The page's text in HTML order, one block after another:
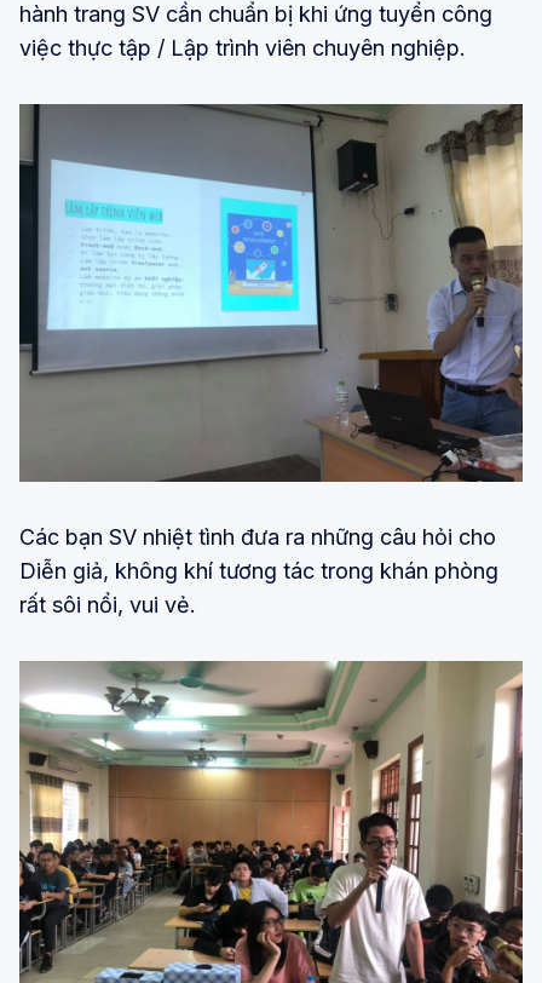
hành trang SV cần chuẩn bị khi ứng tuyển công
việc thực tập / Lập trình viên chuyên nghiệp.
Các bạn SV nhiệt tình đưa ra những câu hỏi cho
Diễn giả, không khí tương tác trong khán phòng
rất sôi nổi, vui vẻ.